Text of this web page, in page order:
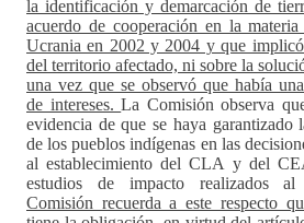
la identificación y demarcación de
acuerdo de cooperación en la materia
Ucrania en 2002 y 2004 y que
del territorio afectado, ni sobre la
una vez que se observó que había
de intereses.La Comisión observa
evidencia de que se haya garantizado
de los pueblos indígenas en las
al establecimiento del CLA y del
estudios de impacto realizados al
Comisión recuerda a este respecto